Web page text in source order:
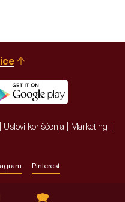
Uslovi korišćenja Marketing
Pinterest